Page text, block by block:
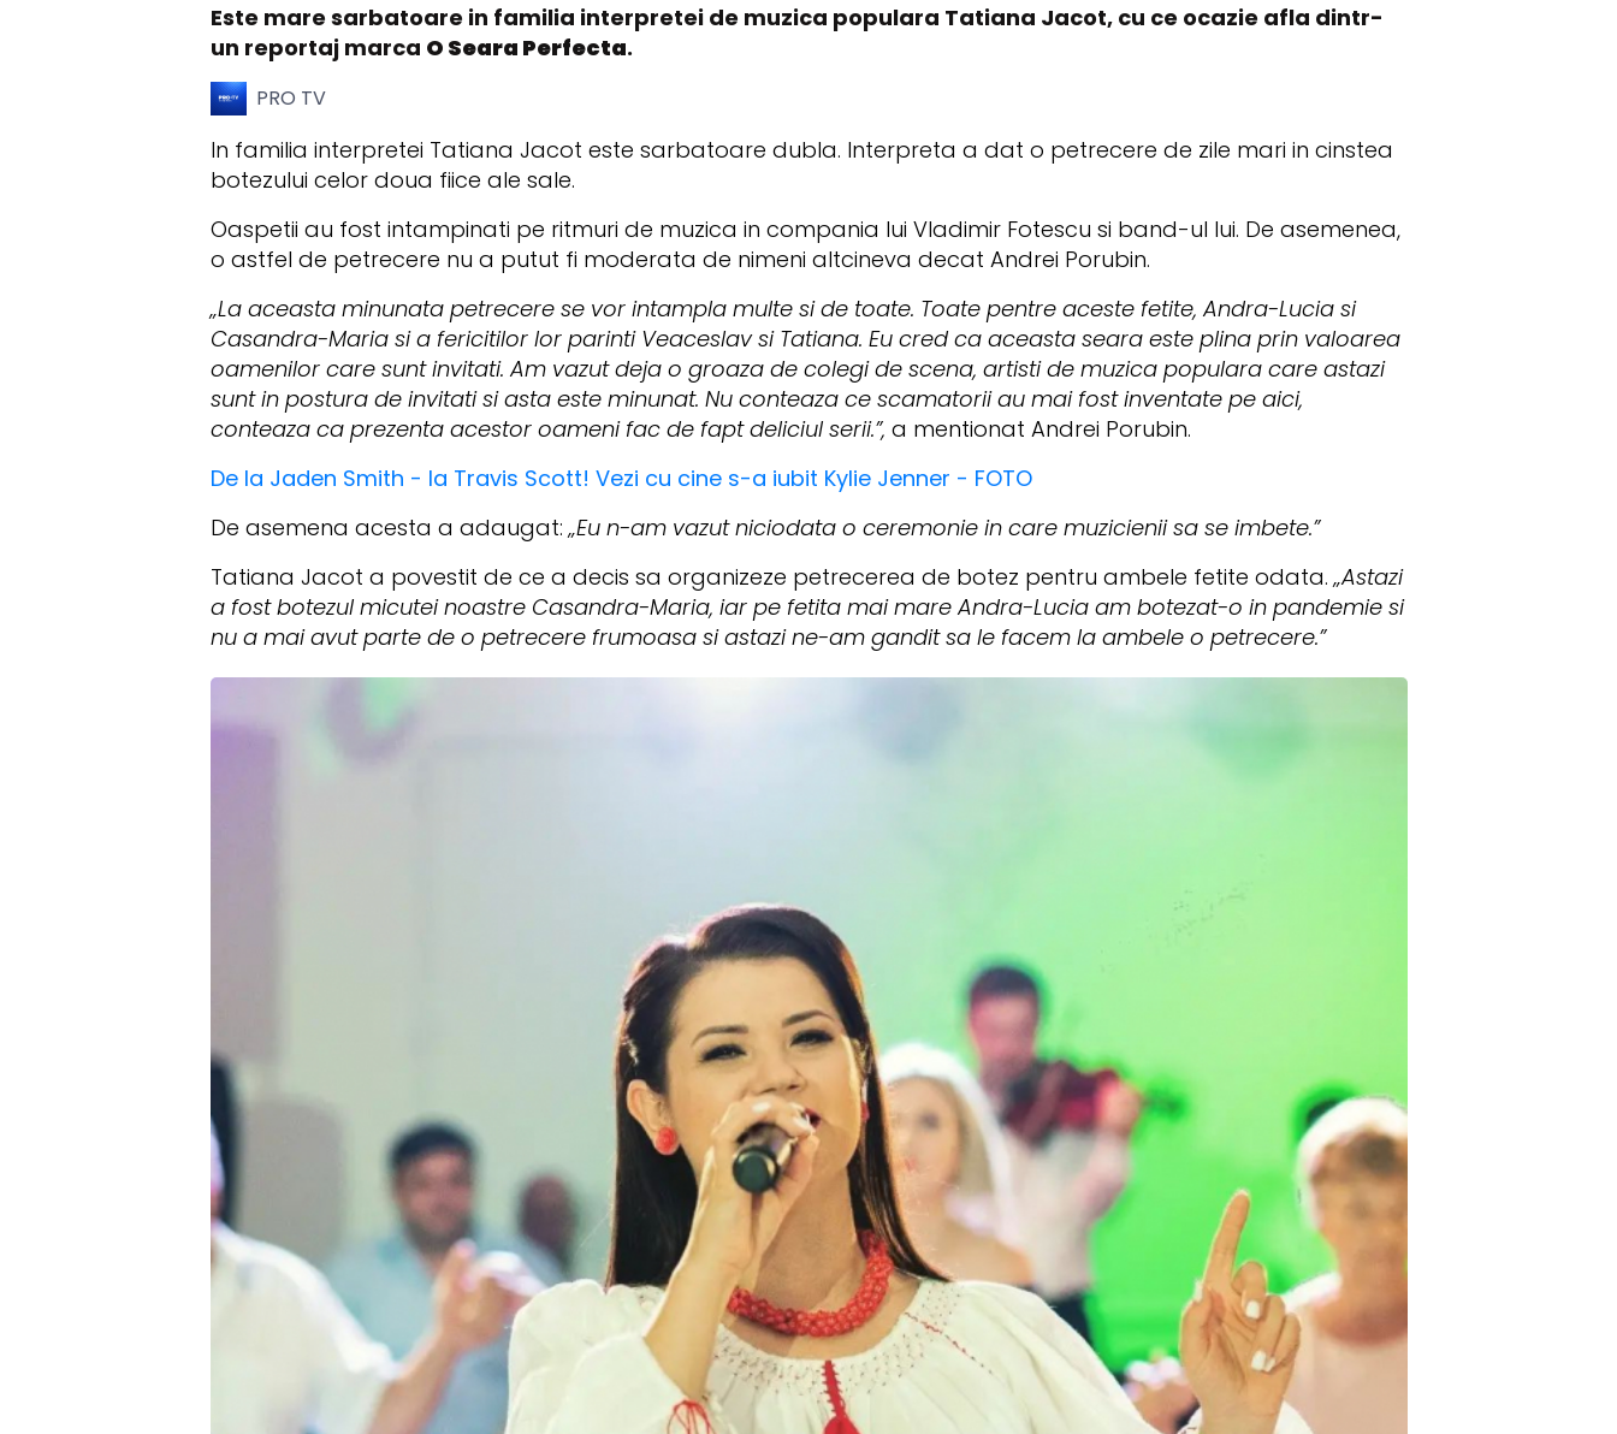
Este mare sarbatoare in familia interpretei de muzica populara Tatiana Jacot, cu ce ocazie afla dintr-
un reportaj marca O Seara Perfecta.
PRO TV
In familia interpretei Tatiana Jacot este sarbatoare dubla. Interpreta a dat o petrecere de zile mari in cinstea
botezului celor doua fiice ale sale.
Oaspetii au fost intampinati pe ritmuri de muzica in compania lui Vladimir Fotescu si band-ul lui. De asemenea,
o astfel de petrecere nu a putut fi moderata de nimeni altcineva decat Andrei Porubin.
„La aceasta minunata petrecere se vor intampla multe si de toate. Toate pentre aceste fetite, Andra-Lucia si
Casandra-Maria si a fericitilor lor parinti Veaceslav si Tatiana. Eu cred ca aceasta seara este plina prin valoarea
oamenilor care sunt invitati. Am vazut deja o groaza de colegi de scena, artisti de muzica populara care astazi
sunt in postura de invitati si asta este minunat. Nu conteaza ce scamatorii au mai fost inventate pe aici,
conteaza ca prezenta acestor oameni fac de fapt deliciul serii.”, a mentionat Andrei Porubin.
De la Jaden Smith - la Travis Scott! Vezi cu cine s-a iubit Kylie Jenner - FOTO
De asemena acesta a adaugat:„Eu n-am vazut niciodata o ceremonie in care muzicienii sa se imbete.”
Tatiana Jacot a povestit de ce a decis sa organizeze petrecerea de botez pentru ambele fetite odata.„Astazi
a fost botezul micutei noastre Casandra-Maria, iar pe fetita mai mare Andra-Lucia am botezat-o in pandemie si
nu a mai avut parte de o petrecere frumoasa si astazi ne-am gandit sa le facem la ambele o petrecere.”